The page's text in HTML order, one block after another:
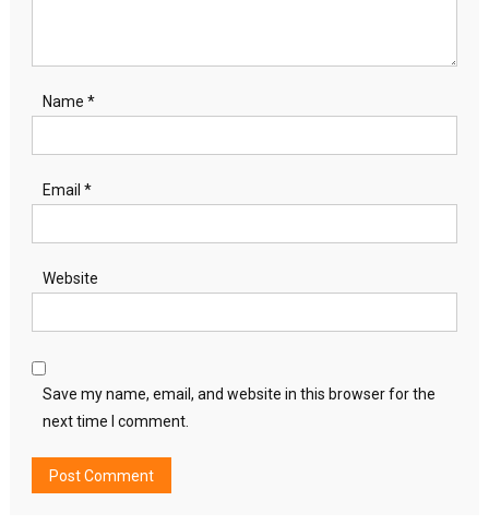
Name *
Email *
Website
Save my name, email, and website in this browser for the
next time I comment.